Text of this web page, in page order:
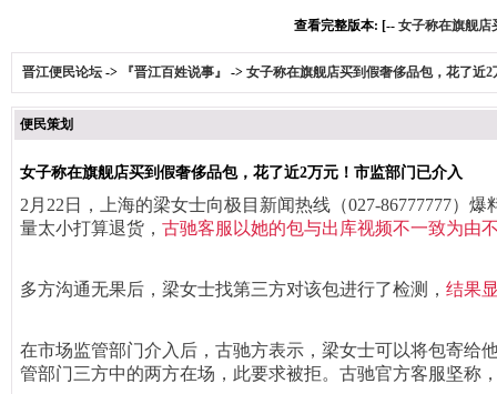
查看完整版本: [-- 女子称在旗舰店
晋江便民论坛 -> 『晋江百姓说事』 -> 女子称在旗舰店买到假奢侈品包，花了近
便民策划
女子称在旗舰店买到假奢侈品包，花了近2万元！市监部门已介入
2月22日，上海的梁女士向极目新闻热线（027-86777777）
量太小打算退货， 古驰客服以她的包与出库视频不一致为由
多方沟通无果后，梁女士找第三方对该包进行了检测， 结果
在市场监管部门介入后，古驰方表示，梁女士可以将包寄给
管部门三方中的两方在场，此要求被拒。古驰官方客服坚称